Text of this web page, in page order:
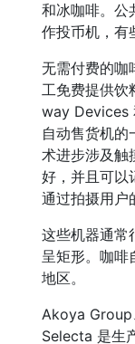
和冰咖啡。公
作投币机，有
无需付费的咖
工免费提供饮
way Devices
自动售货机的
术进步涉及触
好，并且可以
通过拍摄用户
这些机器通常
呈矩形。咖啡
地区。
Akoya Group
Selecta 是生